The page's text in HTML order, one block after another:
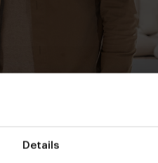
Details